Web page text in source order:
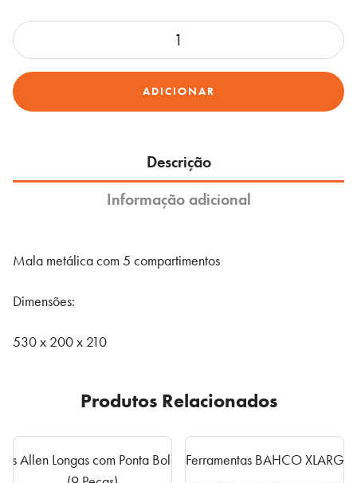
Quantidade
de
Mala
metálica
para
ADICIONAR
Descrição
Informação adicional
Mala metálica com 5 compartimentos
Dimensões:
530 x 200 x 210
Produtos Relacionados